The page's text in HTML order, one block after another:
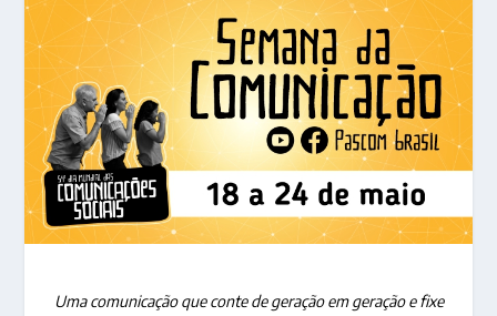
Uma comunicação que conte de geração em geração e fixe